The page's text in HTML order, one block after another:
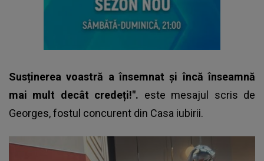
Susținerea voastră a însemnat și încă înseamnă
mai mult decât credeți!". este mesajul scris de
Georges,fostul concurent din Casa iubirii.